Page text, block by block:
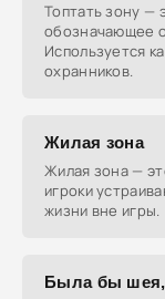
Топтать зону —
обозначающее
Используется
охранников.
Жилая зона
Жилая зона —
игроки
жизни вне игры.
Была бы шея,